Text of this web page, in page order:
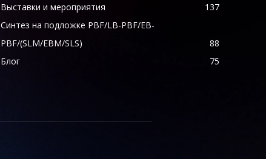
Выставки и мероприятия
137
Синтез на подложке PBF/LB-PBF/EB-
PBF/(SLM/EBM/SLS)
88
Блог
75